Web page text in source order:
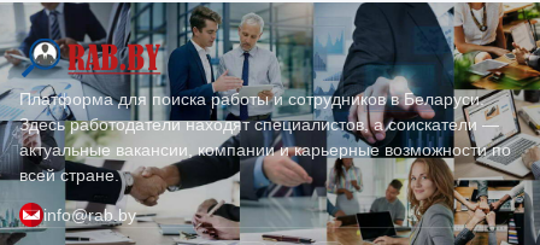
Платформа для поиска работы и сотрудников в Беларуси.
Здесь работодатели находят специалистов, а соискатели —
актуальные вакансии, компании и карьерные возможности по
всей стране.
info@rab.by